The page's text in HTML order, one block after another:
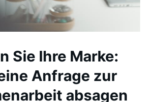
Sie Ihre Marke:
Anfrage zur
absagen